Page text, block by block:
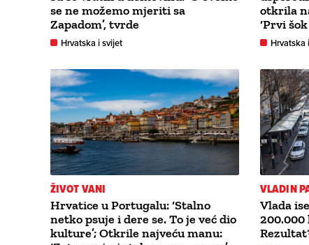
se ne možemo mjeriti sa
Zapadom’, tvrde
Hrvatska i svijet
otkrila
‘Prvi
Hrvatska
ŽIVOT VANI
Hrvatice u Portugalu: ‘Stalno
netko psuje i dere se. To je već dio
kulture’; Otkrile najveću manu:
VLADIN
Vlada
200.000